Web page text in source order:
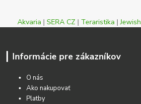
Akvaria | SERA CZ | Teraristika |Jewish
Informácie pre zákazníkov
O nás
Ako nakupovať
Platby